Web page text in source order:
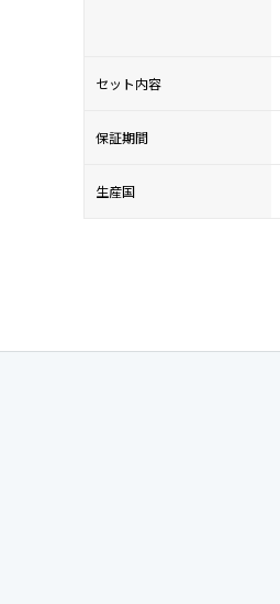
セット内容
保証期間
生産国